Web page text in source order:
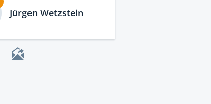
Jürgen Wetzstein